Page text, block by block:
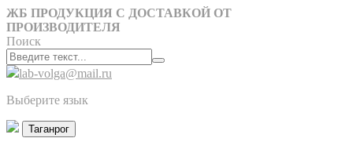
ЖБ ПРОДУКЦИЯ С ДОСТАВКОЙ ОТ
ПРОИЗВОДИТЕЛЯ
Поиск
lab-volga@mail.ru
Выберите язык
Таганрог